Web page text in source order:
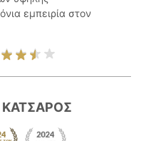
εμπειρία στον